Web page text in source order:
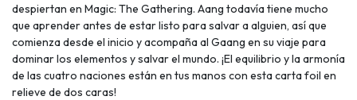
despiertan en Magic: The Gathering. Aang todavía tiene mucho
que aprender antes de estar listo para salvar a alguien, así que
comienza desde el inicio y acompaña al Gaang en su viaje para
dominar los elementos y salvar el mundo. ¡El equilibrio y la armonía
de las cuatro naciones están en tus manos con esta carta foil en
relieve de dos caras!